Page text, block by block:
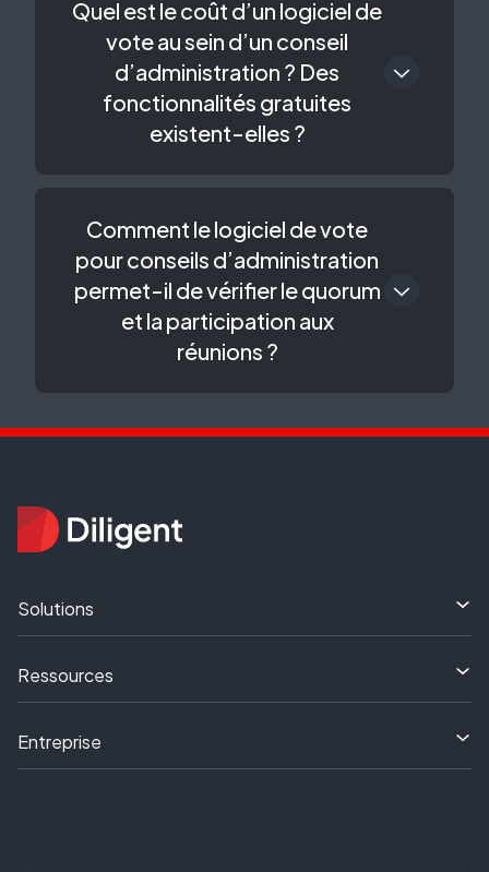
Quel est le coût d’un logiciel de
vote au sein d’un conseil
d’administration ? Des
fonctionnalités gratuites
existent-elles ?
Comment le logiciel de vote
pour conseils d’administration
permet-il de vérifier le quorum
et la participation aux
réunions ?
Solutions
Ressources
Entreprise